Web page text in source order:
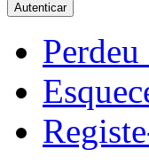
Autenticar
Perdeu